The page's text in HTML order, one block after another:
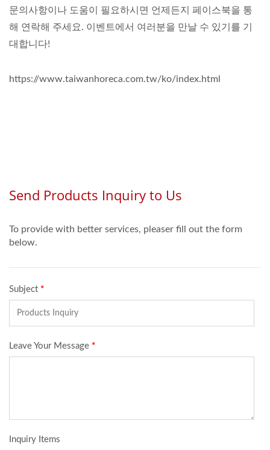
문의사항이나 도움이 필요하시면 언제든지 페이스북을 통
해 연락해 주세요. 이벤트에서 여러분을 만날 수 있기를 기
대합니다!
https://www.taiwanhoreca.com.tw/ko/index.html